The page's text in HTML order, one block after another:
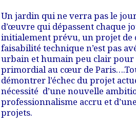
Un jardin qui ne verra pas le
d’œuvre qui dépassent chaque
initialement prévu, un projet de
faisabilité technique n’est pas
urbain et humain peu clair
primordial au cœur de Paris
démontrer l’échec du projet
nécessité d’une nouvelle
professionnalisme accru et
projets.